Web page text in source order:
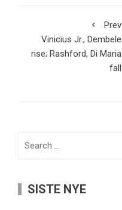
Prev
Vinicius Jr., Dembele
rise; Rashford, Di Maria
fall
SISTE NYE